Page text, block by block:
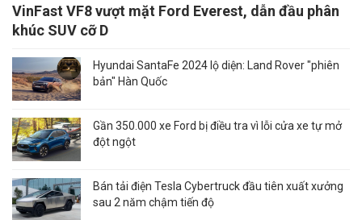
VinFast VF8 vượt mặt Ford Everest, dẫn đầu phân
khúc SUV cỡ D
Hyundai SantaFe 2024 lộ diện: Land Rover "phiên
bản" Hàn Quốc
Gần 350.000 xe Ford bị điều tra vì lỗi cửa xe tự mở
đột ngột
Bán tải điện Tesla Cybertruck đầu tiên xuất xưởng
sau 2 năm chậm tiến độ